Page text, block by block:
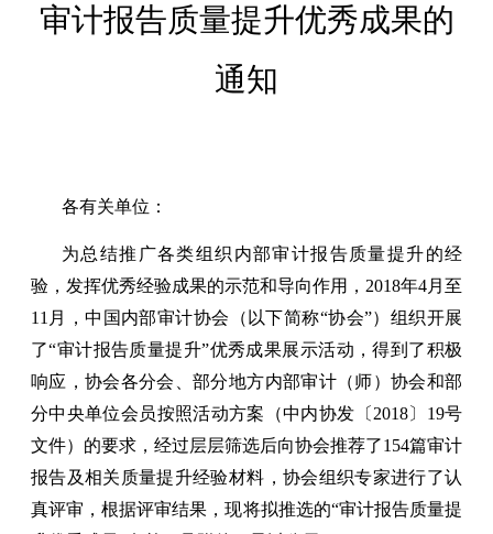
审计报告质量提升优秀成果的
通知
各有关单位：
为总结推广各类组织内部审计报告质量提升的经
验，发挥优秀经验成果的示范和导向作用，2018年4月至
11月，中国内部审计协会（以下简称“协会”）组织开展
了“审计报告质量提升”优秀成果展示活动，得到了积极
响应，协会各分会、部分地方内部审计（师）协会和部
分中央单位会员按照活动方案（中内协发〔2018〕19号
文件）的要求，经过层层筛选后向协会推荐了154篇审计
报告及相关质量提升经验材料，协会组织专家进行了认
真评审，根据评审结果，现将拟推选的“审计报告质量提